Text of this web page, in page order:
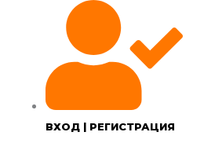
ВХОД | РЕГИСТРАЦИЯ